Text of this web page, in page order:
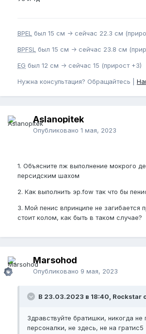
BPEL был 15 см -> сейчас 22.3 см
BPFSL был 15 см -> сейчас 23.8 см
EG был 12 см -> сейчас 15 (прирост +3)
Нужна консультация? Обращайтесь |
Aslanopitek
Опубликовано 1 мая, 2023
1. Объясните пж выполнение мокрого
персидским шахом
2. Как выполнить эр.fow так что бы
3. Мой пенис впринципе не загибается
стоит колом, как быть в таком случае?
Marsohod
Опубликовано 9 мая, 2023
В 23.03.2023 в 18:40, Rockstar
Здравствуйте братишки, никогда не
персоналки, не здесь, не на гратис5